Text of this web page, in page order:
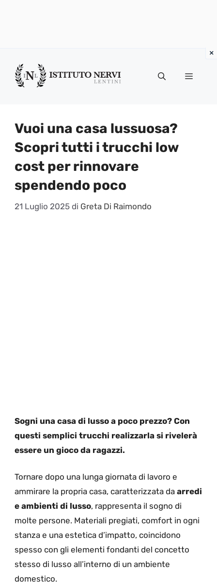
contenuto
Menu
Vuoi una casa lussuosa?
Scopri tutti i trucchi low
cost per rinnovare
spendendo poco
21 Luglio 2025 di Greta Di Raimondo
Sogni una casa di lusso a poco prezzo? Con
questi semplici trucchi realizzarla si rivelerà
essere un gioco da ragazzi.
Tornare dopo una lunga giornata di lavoro e
ammirare la propria casa, caratterizzata da arredi
e ambienti di lusso, rappresenta il sogno di
molte persone. Materiali pregiati, comfort in ogni
stanza e una estetica d’impatto, coincidono
spesso con gli elementi fondanti del concetto
stesso di lusso all’interno di un ambiente
domestico.